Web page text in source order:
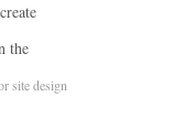
the
site design